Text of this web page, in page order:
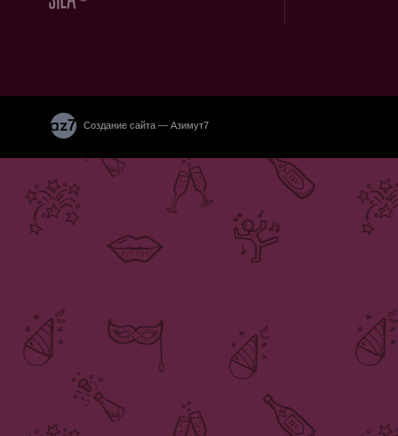
Создание сайта — Азимут7